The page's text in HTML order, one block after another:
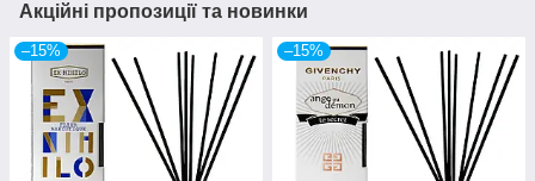
Акційні пропозиції та новинки
–15% –15%